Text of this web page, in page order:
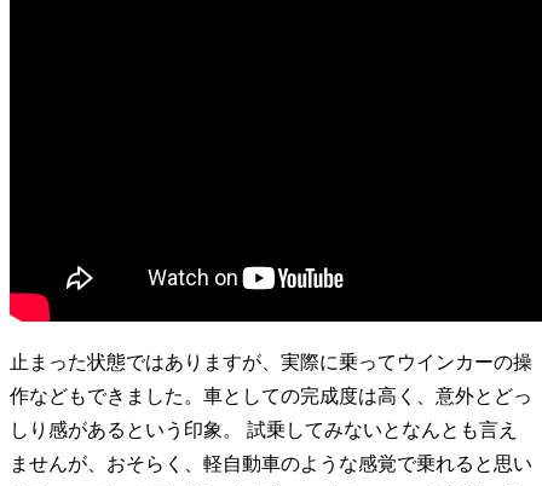
止まった状態ではありますが、実際に乗ってウインカーの操
作などもできました。車としての完成度は高く、意外とどっ
しり感があるという印象。 試乗してみないとなんとも言え
ませんが、おそらく、軽自動車のような感覚で乗れると思い